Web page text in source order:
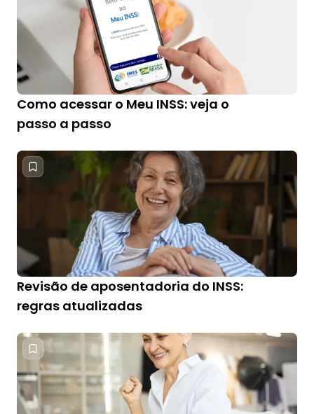
Como acessar o Meu INSS: veja o
passo a passo
Revisão de aposentadoria do INSS:
regras atualizadas